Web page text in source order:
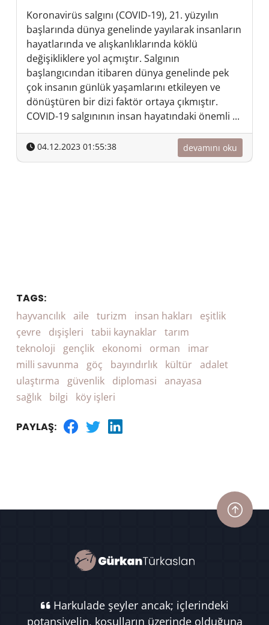
Koronavirüs salgını (COVID-19), 21. yüzyılın
başlarında dünya genelinde yayılarak insanların
hayatlarında ve alışkanlıklarında köklü
değişikliklere yol açmıştır. Salgının
başlangıcından itibaren dünya genelinde pek
çok insanın günlük yaşamlarını etkileyen ve
dönüştüren bir dizi faktör ortaya çıkmıştır.
COVID-19 salgınının insan hayatındaki önemli ...
04.12.2023 01:55:38 devamını oku
TAGS:
hayvancılık aile turizm insan hakları
eşitlik
çevre
dışişleri tabii kaynaklar tarım
teknoloji
gençlik ekonomi orman
imar
milli savunma
göç bayındırlık kültür adalet
ulaştırma
güvenlik diplomasi
anayasa
sağlık
bilgi köy işleri
PAYLAŞ:
Harkulade şeyler ancak; içlerindeki
potansiyelin, koşulların üzerinde olduğuna